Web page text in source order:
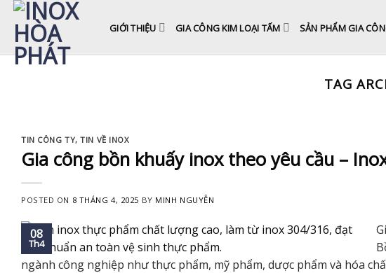
Skip
content
GIỚI THIỆU GIA CÔNG KIM LOẠI TẤM SẢN PHẨM GIA
TAG
TIN CÔNG TY,TIN VỀ INOX
Gia công bồn khuấy inox theo yêu cầu –
POSTED ON 8 THÁNG 4, 2025 BY MINH NGUYỄN
08
Th4
ngành công nghiệp như thực phẩm, mỹ phẩm, dược phẩm và hóa